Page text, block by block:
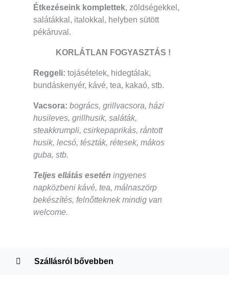
Étkezéseink komplettek, zöldségekkel,
salátákkal, italokkal, helyben sütött
pékáruval.
KORLÁTLAN FOGYASZTÁS !
Reggeli: tojásételek, hidegtálak,
bundáskenyér, kávé, tea, kakaó, stb.
Vacsora: bogrács, grillvacsora, házi
husileves, grillhusik, saláták,
steakkrumpli, csirkepaprikás, rántott
husik, lecsó, tészták, rétesek, mákos
guba, stb.
Teljes ellátás esetén ingyenes
napközbeni kávé, tea, málnaszörp
bekészítés, felnőtteknek mindig van
welcome.
Szállásról bővebben